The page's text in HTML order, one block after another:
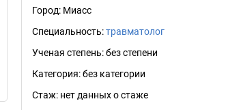
Город: Миасс
Специальность:травматолог
Ученая степень:без степени
Категория:без категории
Стаж: нет данных о стаже